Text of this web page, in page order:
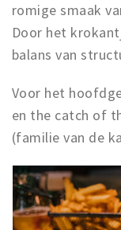
romige smaak
Door het
balans van
Voor het
en the catch of
(familie van de